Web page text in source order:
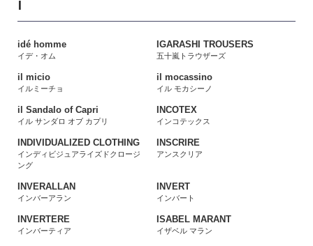
I
idé homme
イデ・オム
IGARASHI TROUSERS
五十嵐トラウザーズ
il micio
イルミーチョ
il mocassino
イル モカシーノ
il Sandalo of Capri
イル サンダロ オブ カプリ
INCOTEX
インコテックス
INDIVIDUALIZED CLOTHING
インディビジュアライズドクロージ
ング
INSCRIRE
アンスクリア
INVERALLAN
インバーアラン
INVERT
インバート
INVERTERE
インバーティア
ISABEL MARANT
イザベル マラン